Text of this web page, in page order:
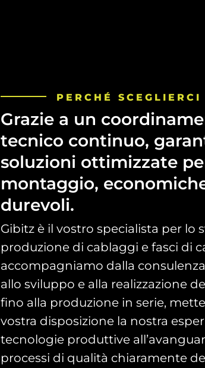
PERCHÉ SCEGLIERCI
Grazie a un
tecnico continuo,
soluzioni ottimizzate
montaggio,
durevoli.
Gibitz è il vostro specialista per lo
produzione di cablaggi e fasci di
accompagniamo dalla
allo sviluppo e alla realizzazione
fino alla produzione in serie,
vostra disposizione la nostra
tecnologie produttive
processi di qualità chiaramente